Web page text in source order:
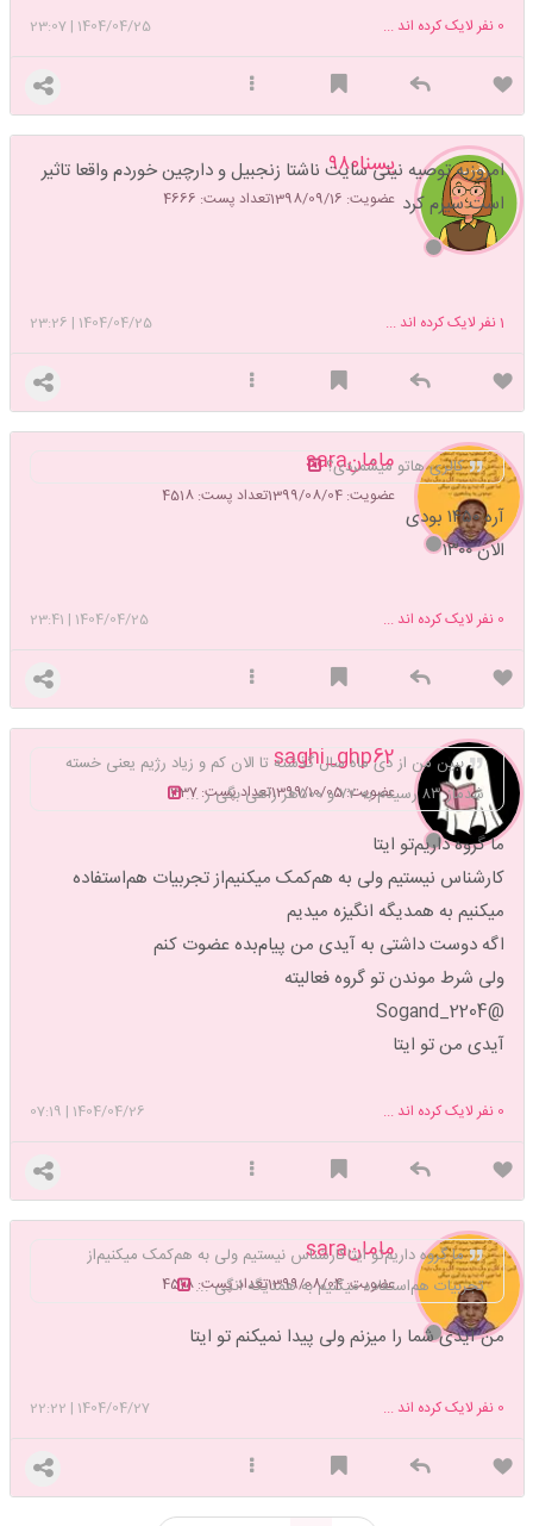
1404/04/25
|
23:07 0 نفر لایک کرده اند ...
یسنا۹۸۰
عضویت: 1398/09/16 تعداد پست: 4666
امروزبه توصیه نینی سایت ناشتا زنجبیل و دارچین خوردم واقعا تاثیر
است سیرم کرد
1404/04/25
|
23:26 1نفر لایک کرده اند ...
مامانsara
عضویت: 1399/08/04 تعداد پست: 4518
کالری هاتو میشمردی؟
آره ۱۴۵۰ بودی
الان ۱۳۰۰
1404/04/25
|
23:41 0 نفر لایک کرده اند ...
saghi_ghp62
عضویت: 1399/10/05 تعداد پست: 337
ببین من از دی ماه سال گذشته تا الان کم و زیاد رژیم یعنی خسته
شدماز ۸۳ رسیدم به ۷۷ و ۵۰۰هر راهی بگی ر ...
ما گروه داریم‌تو ایتا
کارشناس نیستیم ولی به هم‌کمک میکنیم‌از تجربیات هم‌استفاده
میکنیم به همدیگه انگیزه میدیم
اگه دوست داشتی به آیدی من پیام‌بده عضوت کنم
ولی شرط موندن تو گروه فعالیته
@Sogand_2204
آیدی من تو ایتا
1404/04/26
|
07:19 0 نفر لایک کرده اند ...
مامانsara
عضویت: 1399/08/04 تعداد پست: 4518
ما گروه داریم‌تو ایتاکارشناس نیستیم ولی به هم‌کمک میکنیم‌از
تجربیات هم‌استفاده میکنیم به همدیگه انگی ...
من آیدی شما را میزنم ولی پیدا نمیکنم تو ایتا
1404/04/27
|
22:22 0 نفر لایک کرده اند ...